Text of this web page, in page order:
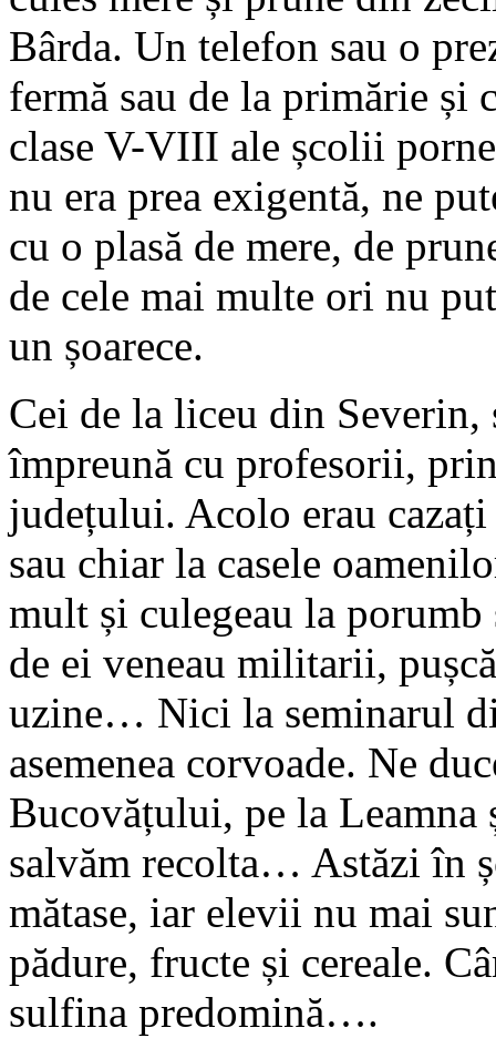
Bârda. Un telefon sau o
fermă sau de la primărie și
clase V-VIII ale școlii
nu era prea exigentă, ne
cu o plasă de mere, de
de cele mai multe ori nu
un șoarece.
Cei de la liceu din Severin,
împreună cu profesorii,
județului. Acolo erau
sau chiar la casele
mult și culegeau la
de ei veneau militarii,
uzine… Nici la seminarul
asemenea corvoade. Ne
Bucovățului, pe la Leamna
salvăm recolta… Astăzi în
mătase, iar elevii nu mai
pădure, fructe și cereale.
sulfina predomină….